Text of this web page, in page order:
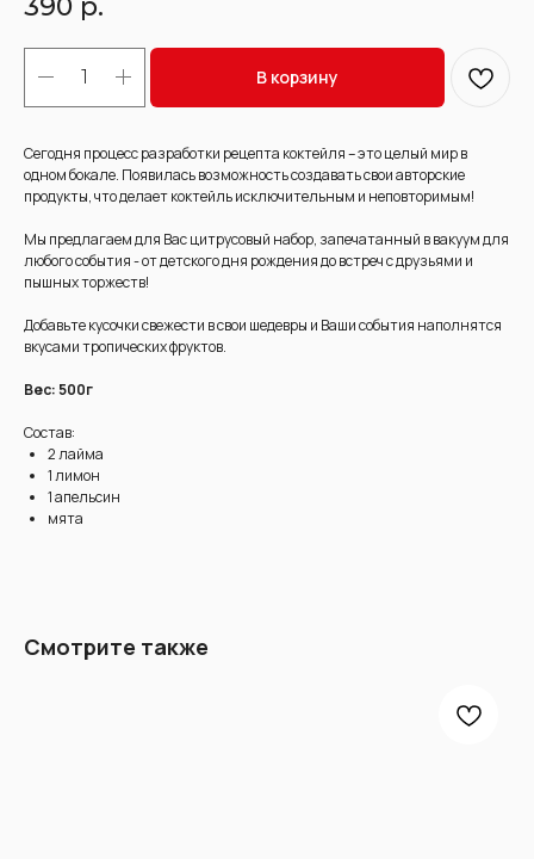
В корзину
Сегодня процесс разработки рецепта коктейля – это целый мир в
одном бокале. Появилась возможность создавать свои авторские
продукты, что делает коктейль исключительным и неповторимым!
Мы предлагаем для Вас цитрусовый набор, запечатанный в вакуум для
любого события - от детского дня рождения до встреч с друзьями и
пышных торжеств!
Добавьте кусочки свежести в свои шедевры и Ваши события наполнятся
вкусами тропических фруктов.
Вес: 500г
Состав:
2 лайма
1 лимон
1 апельсин
мята
Смотрите также